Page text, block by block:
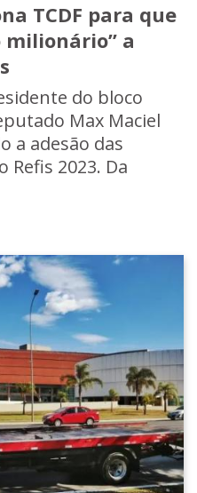
TCDF para que
milionário” a
do bloco
Max Maciel
a adesão das
Refis 2023. Da